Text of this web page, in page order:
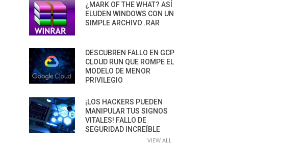
¿MARK OF THE WHAT? ASÍ
ELUDEN WINDOWS CON UN
SIMPLE ARCHIVO .RAR
DESCUBREN FALLO EN GCP
CLOUD RUN QUE ROMPE EL
MODELO DE MENOR
PRIVILEGIO
¡LOS HACKERS PUEDEN
MANIPULAR TUS SIGNOS
VITALES! FALLO DE
SEGURIDAD INCREÍBLE
VIEW ALL